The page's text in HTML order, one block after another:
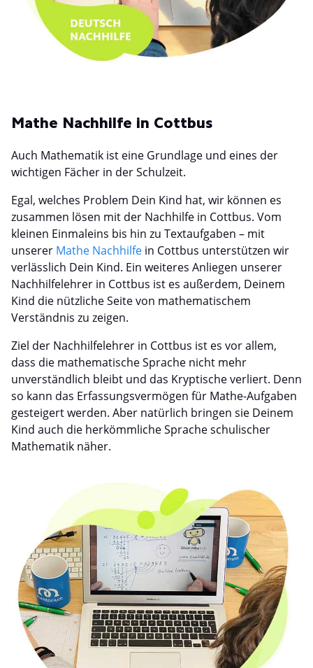
Mathe Nachhilfe in Cottbus
Auch Mathematik ist eine Grundlage und eines der
wichtigen Fächer in der Schulzeit.
Egal, welches Problem Dein Kind hat, wir können es
zusammen lösen mit der Nachhilfe in Cottbus. Vom
kleinen Einmaleins bis hin zu Textaufgaben – mit
unserer Mathe Nachhilfe in Cottbus unterstützen wir
verlässlich Dein Kind. Ein weiteres Anliegen unserer
Nachhilfelehrer in Cottbus ist es außerdem, Deinem
Kind die nützliche Seite von mathematischem
Verständnis zu zeigen.
Ziel der Nachhilfelehrer in Cottbus ist es vor allem,
dass die mathematische Sprache nicht mehr
unverständlich bleibt und das Kryptische verliert. Denn
so kann das Erfassungsvermögen für Mathe-Aufgaben
gesteigert werden. Aber natürlich bringen sie Deinem
Kind auch die herkömmliche Sprache schulischer
Mathematik näher.